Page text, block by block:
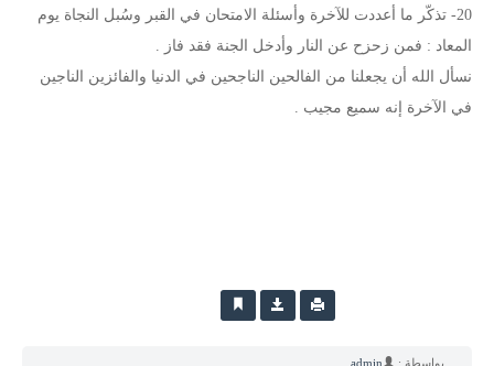
20- تذكّر ما أعددت للآخرة وأسئلة الامتحان في القبر وسُبل النجاة يوم
المعاد : فمن زحزح عن النار وأدخل الجنة فقد فاز .
نسأل الله أن يجعلنا من الفالحين الناجحين في الدنيا والفائزين الناجين
في الآخرة إنه سميع مجيب .
بواسطة : admin